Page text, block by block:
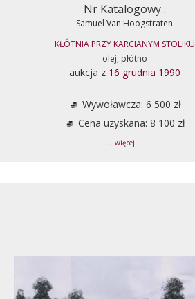
Nr Katalogowy .
Samuel Van Hoogstraten
KŁÓTNIA PRZY KARCIANYM STOLIKU
olej, płótno
aukcja z 16 grudnia 1990
Wywoławcza: 6 500 zł
Cena uzyskana: 8 100 zł
... więcej ...